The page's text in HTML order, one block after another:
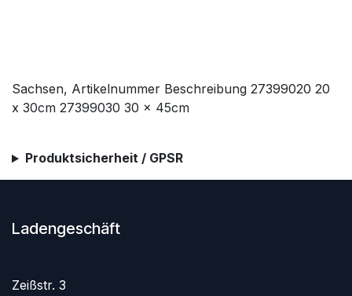
Sachsen, Artikelnummer Beschreibung 27399020 20
x 30cm 27399030 30 x 45cm
Produktsicherheit / GPSR
Ladengeschäft
Zeißstr. 3